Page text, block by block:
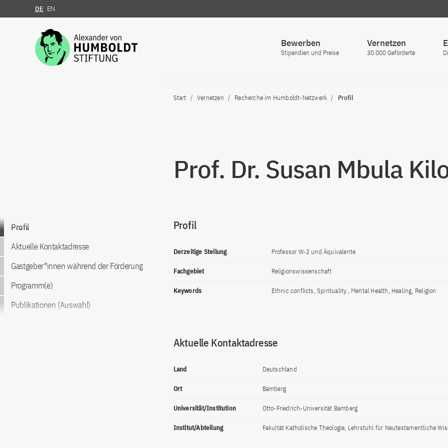
Zum Inhalt springen
DE EN
Bewerben
Stipendien und Preise
Vernetzen
30.000 Geförderte
Start Vernetzen Recherche im Humboldt-Netzwerk Profil
Prof. Dr. Susan Mbula
Zum Inhalt springen
Profil
Aktuelle Kontaktadresse
Gastgeber*innen während der Förderung
Programm(e)
Publikationen (Auswahl)
Profil
Derzeitige Stellung Professor W-2 und Äquivalente
Fachgebiet Religionswissenschaft
Keywords Ethnic conflicts, Spirituality., Mental Health, Healing, Religion
Aktuelle Kontaktadresse
Land Deutschland
Ort Bamberg
Universität/Institution Otto-Friedrich-Universität Bamberg
Institut/Abteilung Fakultät Katholische Theologie, Lehrstuhl für Neutestamentliche